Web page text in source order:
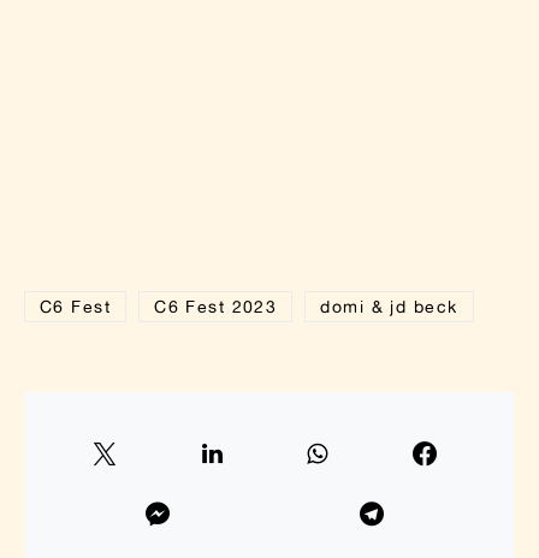
C6 Fest C6 Fest 2023 domi & jd beck